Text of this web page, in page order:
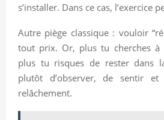
s’installer. Dans ce cas, l’exercice
Autre piège classique : vouloir
tout prix. Or, plus tu cherches à
plus tu risques de rester dans
plutôt d’observer, de sentir
relâchement.